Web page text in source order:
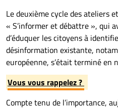
Le deuxième cycle des ateliers
« S’informer et débattre », qui
d’éduquer les citoyens à
désinformation existante,
européenne, s’était terminé en
Vous vous rappelez ?
Compte tenu de l’importance,